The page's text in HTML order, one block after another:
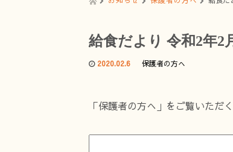
給食だより 令和2年2
2020.02.6 保護者の方へ
「保護者の方へ」をご覧いただ